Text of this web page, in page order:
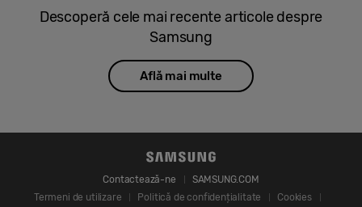
Descoperă cele mai recente articole despre
Samsung
Află mai multe
Contactează-ne
SAMSUNG.COM
Termeni de utilizare
Politică de confidențialitate Cookies